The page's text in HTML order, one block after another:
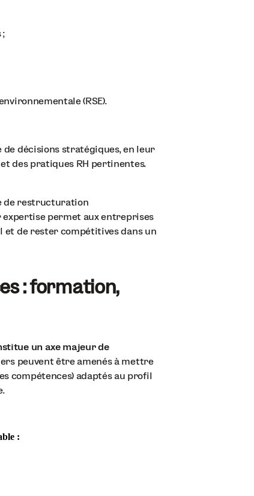
;
(RSE).
de décisions stratégiques, en leur
des pratiques RH pertinentes.
de restructuration
permet aux entreprises
et de rester compétitives dans un
: formation,
un axe majeur de
peuvent être amenés à mettre
compétences) adaptés au profil
: